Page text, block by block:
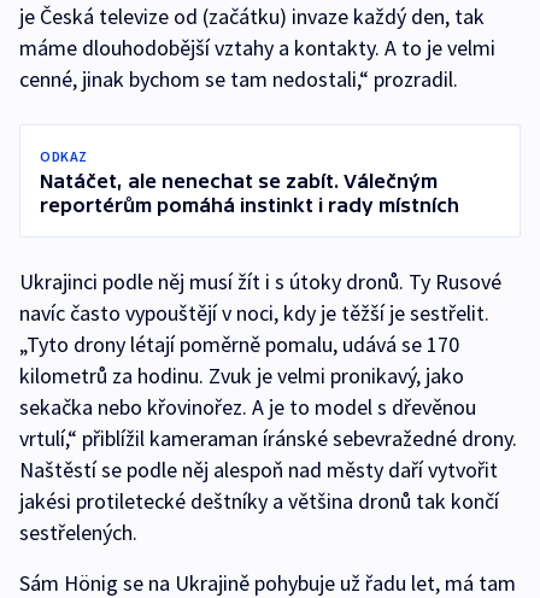
je Česká televize od (začátku) invaze každý den, tak
máme dlouhodobější vztahy a kontakty. A to je velmi
cenné, jinak bychom se tam nedostali,“ prozradil.
ODKAZ
Natáčet, ale nenechat se zabít. Válečným
reportérům pomáhá instinkt i rady místních
Ukrajinci podle něj musí žít i s útoky dronů. Ty Rusové
navíc často vypouštějí v noci, kdy je těžší je sestřelit.
„Tyto drony létají poměrně pomalu, udává se 170
kilometrů za hodinu. Zvuk je velmi pronikavý, jako
sekačka nebo křovinořez. A je to model s dřevěnou
vrtulí,“ přiblížil kameraman íránské sebevražedné drony.
Naštěstí se podle něj alespoň nad městy daří vytvořit
jakési protiletecké deštníky a většina dronů tak končí
sestřelených.
Sám Hönig se na Ukrajině pohybuje už řadu let, má tam